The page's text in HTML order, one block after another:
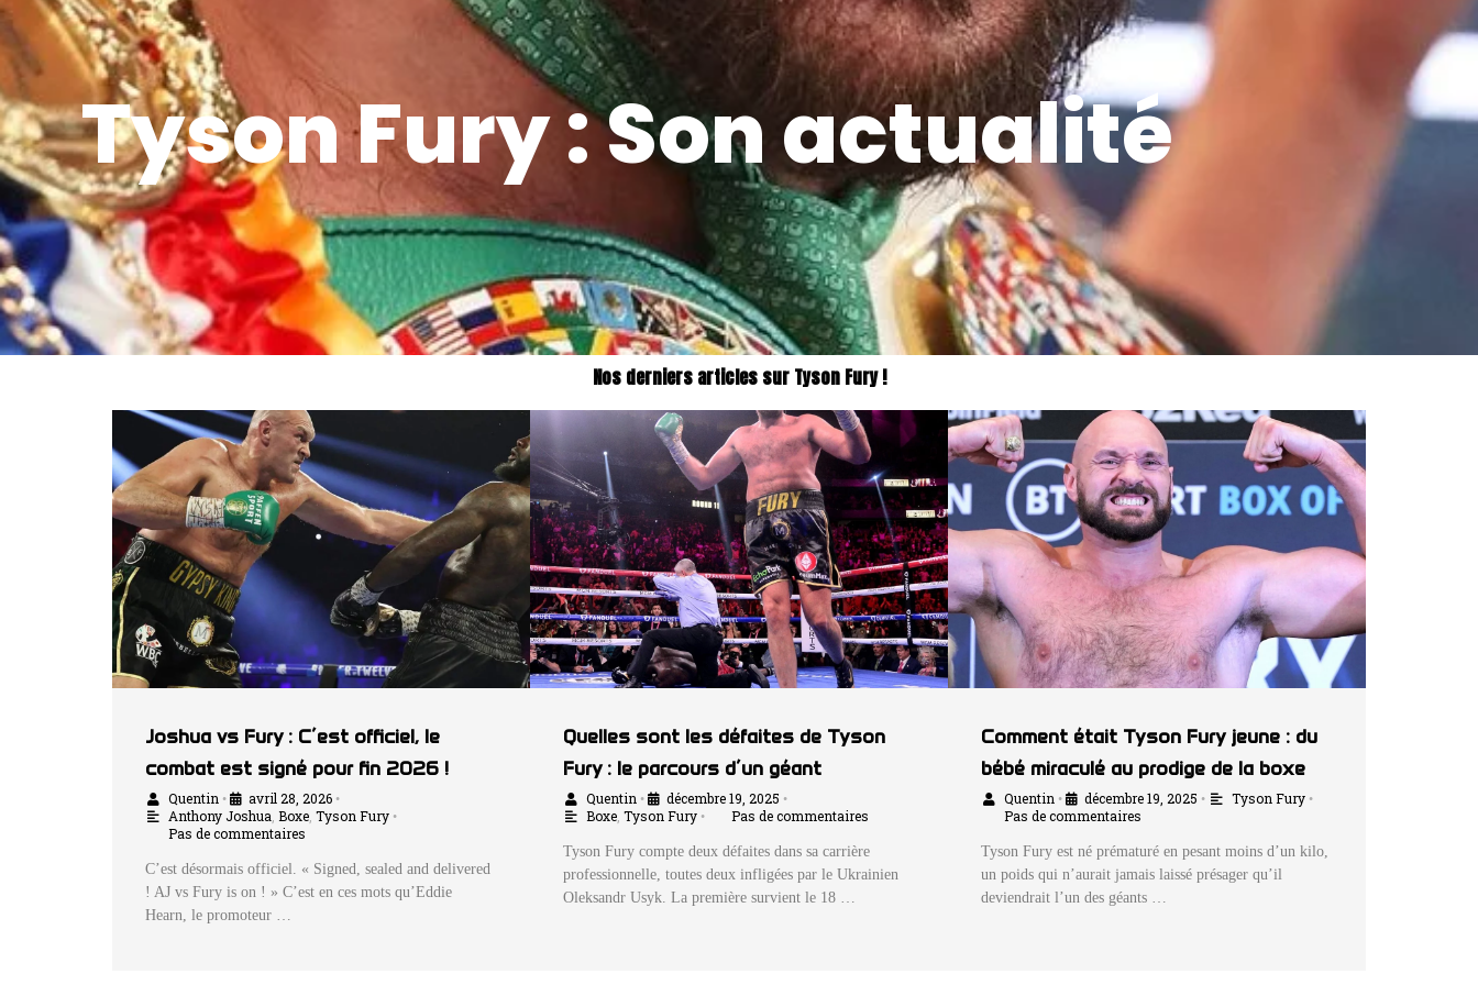
Tyson Fury : Son actualité
Nos derniers articles sur Tyson Fury !
Joshua vs Fury : C’est officiel, le
combat est signé pour fin 2026 !
Quentin • avril 28, 2026 •
Anthony Joshua, Boxe, Tyson Fury •
Pas de commentaires
C’est désormais officiel. « Signed, sealed and delivered
! AJ vs Fury is on ! » C’est en ces mots qu’Eddie
Hearn, le promoteur …
Quelles sont les défaites de Tyson
Fury : le parcours d’un géant
Quentin • décembre 19, 2025 •
Boxe, Tyson Fury • Pas de commentaires
Tyson Fury compte deux défaites dans sa carrière
professionnelle, toutes deux infligées par le Ukrainien
Oleksandr Usyk. La première survient le 18 …
Comment était Tyson Fury jeune : du
bébé miraculé au prodige de la boxe
Quentin • décembre 19, 2025 • Tyson Fury •
Pas de commentaires
Tyson Fury est né prématuré en pesant moins d’un kilo,
un poids qui n’aurait jamais laissé présager qu’il
deviendrait l’un des géants …